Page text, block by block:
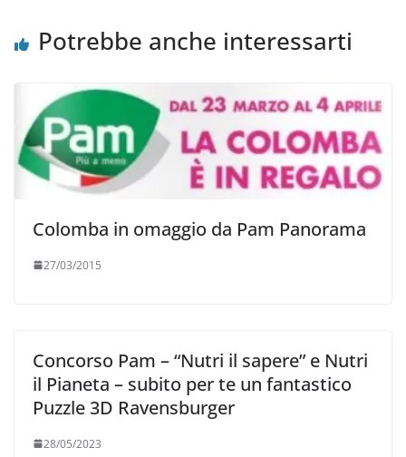
Potrebbe anche interessarti
Colomba in omaggio da Pam Panorama
27/03/2015
Concorso Pam – “Nutri il sapere” e Nutri
il Pianeta – subito per te un fantastico
Puzzle 3D Ravensburger
28/05/2023